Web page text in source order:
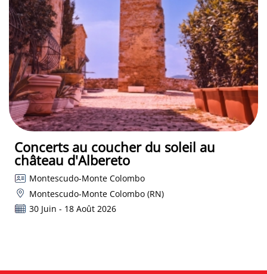
Concerts au coucher du soleil au
château d'Albereto
Montescudo-Monte Colombo
Montescudo-Monte Colombo (RN)
30 Juin - 18 Août 2026